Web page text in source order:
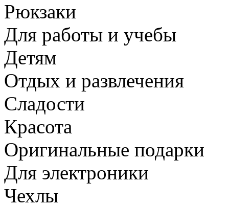
Рюкзаки
Для работы и учебы
Детям
Отдых и развлечения
Сладости
Красота
Оригинальные подарки
Для электроники
Чехлы